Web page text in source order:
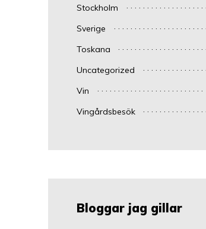
Stockholm
Sverige
Toskana
Uncategorized
Vin
Vingårdsbesök
Bloggar jag gillar